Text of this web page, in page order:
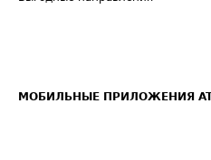
МОБИЛЬНЫЕ ПРИЛОЖЕНИЯ